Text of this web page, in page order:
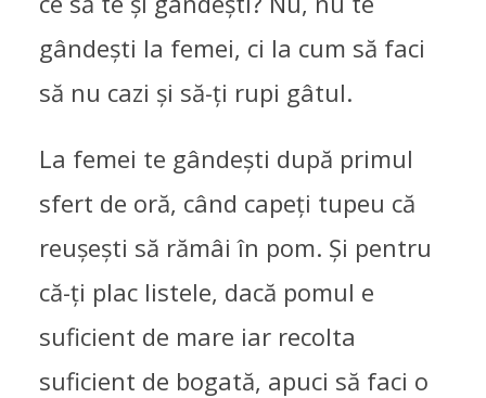
gândești la femei, ci la cum să faci
să nu cazi și să-ți rupi gâtul.
La femei te gândești după primul
sfert de oră, când capeți tupeu că
reușești să rămâi în pom. Și pentru
că-ți plac listele, dacă pomul e
suficient de mare iar recolta
suficient de bogată, apuci să faci o